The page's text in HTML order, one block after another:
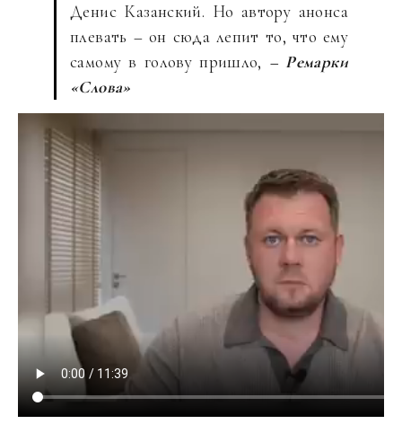
Денис Казанский. Но автору анонса
плевать – он сюда лепит то, что ему
самому в голову пришло, – Ремарки
«Слова»